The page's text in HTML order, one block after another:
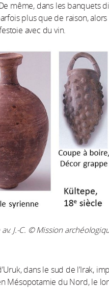
même, dans les banquets
plus que de raison, alors
avec du vin.
J.-C. © Mission
dans le sud de l’Irak,
Mésopotamie du Nord, le